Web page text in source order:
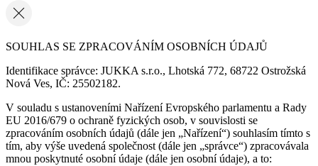
SOUHLAS SE ZPRACOVÁNÍM OSOBNÍCH ÚDAJŮ
Identifikace správce: JUKKA s.r.o., Lhotská 772, 68722 Ostrožská
Nová Ves, IČ: 25502182.
V souladu s ustanoveními Nařízení Evropského parlamentu a Rady
EU 2016/679 o ochraně fyzických osob, v souvislosti se
zpracováním osobních údajů (dále jen „Nařízení“) souhlasím tímto s
tím, aby výše uvedená společnost (dále jen „správce“) zpracovávala
mnou poskytnuté osobní údaje (dále jen osobní údaje), a to: